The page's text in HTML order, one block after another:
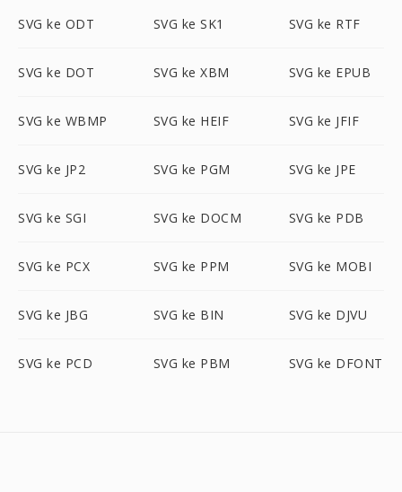
SVG ke ODT SVG ke SK1 SVG ke RTF
SVG ke DOT SVG ke XBM SVG ke EPUB
SVG ke WBMP SVG ke HEIF SVG ke JFIF
SVG ke JP2 SVG ke PGM SVG ke JPE
SVG ke SGI SVG ke DOCM SVG ke PDB
SVG ke PCX SVG ke PPM SVG ke MOBI
SVG ke JBG SVG ke BIN SVG ke DJVU
SVG ke PCD SVG ke PBM SVG ke DFONT